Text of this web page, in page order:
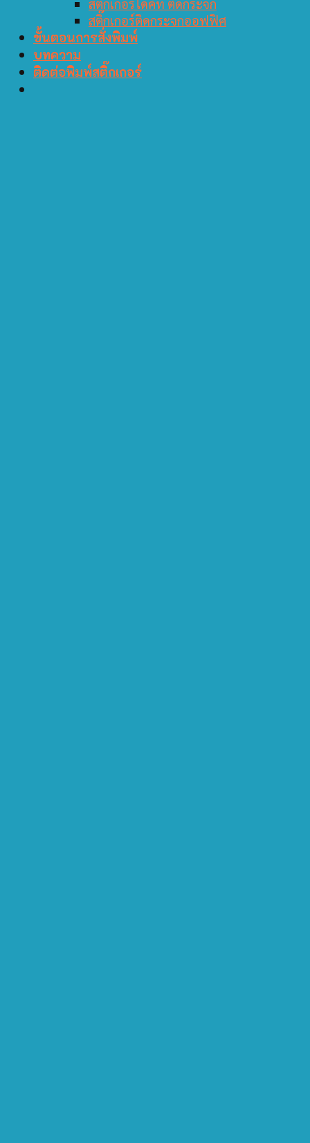
สติ๊กเกอร์ติดกระจกออฟฟิศ
ขั้นตอนการสั่งพิมพ์
บทความ
ติดต่อพิมพ์สติ๊กเกอร์